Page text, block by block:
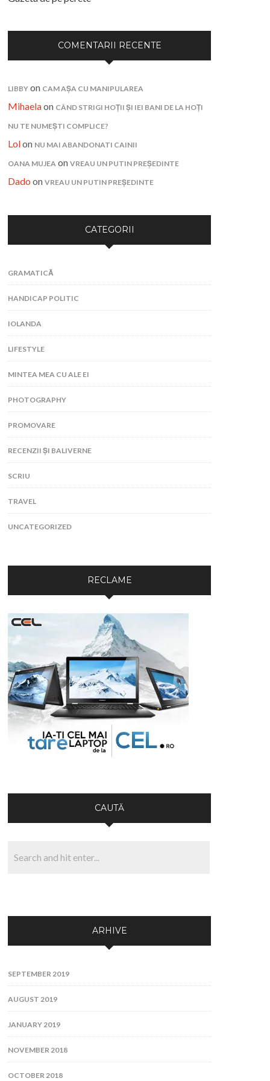
COMENTARII RECENTE
LIBBY on CAM AȘA CU MANIPULAREA
Mihaelaon CÂND STRIGI HOȚII ȘI IEI BANI DE LA HOȚI
NU TE NUMEȘTI COMPLICE?
Lolon NU MAI ABANDONATI CAINII
OANA MUJEA onVREAU UN PUTIN PREȘEDINTE
Dado onVREAU UN PUTIN PREȘEDINTE
CATEGORII
GRAMATICĂ
HANDICAP POLITIC
IOLANDA
LIFESTYLE
MINTEA MEA CU ALE EI
PHOTOGRAPHY
PROMOVARE
RECENZII ȘI BALIVERNE
SCRIU
TRAVEL
UNCATEGORIZED
RECLAME
CAUTĂ
ARHIVE
SEPTEMBER 2019
AUGUST 2019
JANUARY 2019
NOVEMBER 2018
OCTOBER 2018